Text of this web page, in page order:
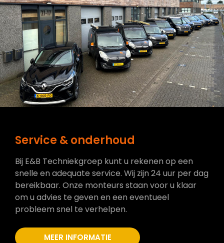
Service & onderhoud
Bij E&B Techniekgroep kunt u rekenen op een
snelle en adequate service. Wij zijn 24 uur per dag
bereikbaar. Onze monteurs staan voor u klaar
om u advies te geven en een eventueel
probleem snel te verhelpen.
MEER INFORMATIE